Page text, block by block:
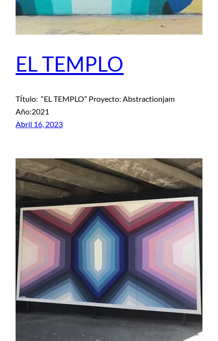
EL TEMPLO
TÍtulo: “EL TEMPLO” Proyecto: Abstractionjam
Año:2021
Abril 16, 2023